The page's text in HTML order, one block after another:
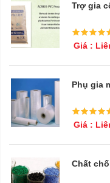
Trợ gia
Giá :
Phụ gia
Giá :
Chất